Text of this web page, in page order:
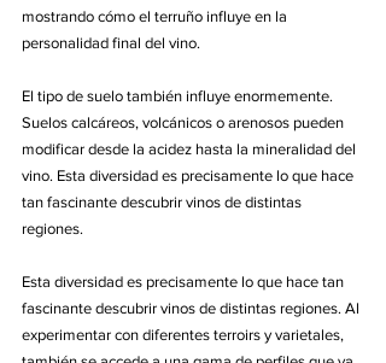
mostrando cómo el terruño influye en la
personalidad final del vino.
El tipo de suelo también influye enormemente.
Suelos calcáreos, volcánicos o arenosos pueden
modificar desde la acidez hasta la mineralidad del
vino. Esta diversidad es precisamente lo que hace
tan fascinante descubrir vinos de distintas
regiones.
Esta diversidad es precisamente lo que hace tan
fascinante descubrir vinos de distintas regiones. Al
experimentar con diferentes terroirs y varietales,